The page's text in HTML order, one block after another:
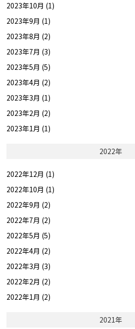
2023年10月 (1)
2023年9月 (1)
2023年8月 (2)
2023年7月 (3)
2023年5月 (5)
2023年4月 (2)
2023年3月 (1)
2023年2月 (2)
2023年1月 (1)
2022年
2022年12月 (1)
2022年10月 (1)
2022年9月 (2)
2022年7月 (2)
2022年5月 (5)
2022年4月 (2)
2022年3月 (3)
2022年2月 (2)
2022年1月 (2)
2021年